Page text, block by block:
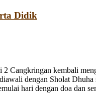
Didik
Cangkringan kembali
dengan Sholat Dhuha
hari dengan doa dan